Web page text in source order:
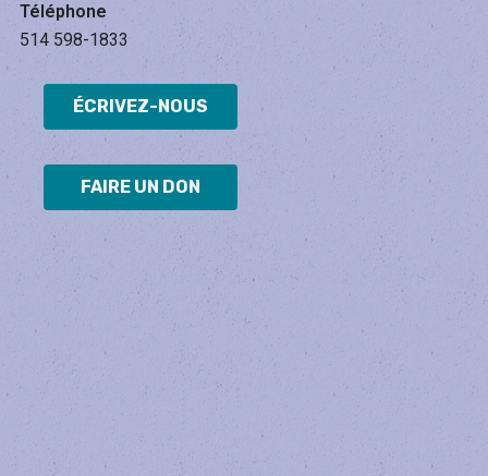
Téléphone
514 598-1833
ÉCRIVEZ-NOUS
FAIRE UN DON